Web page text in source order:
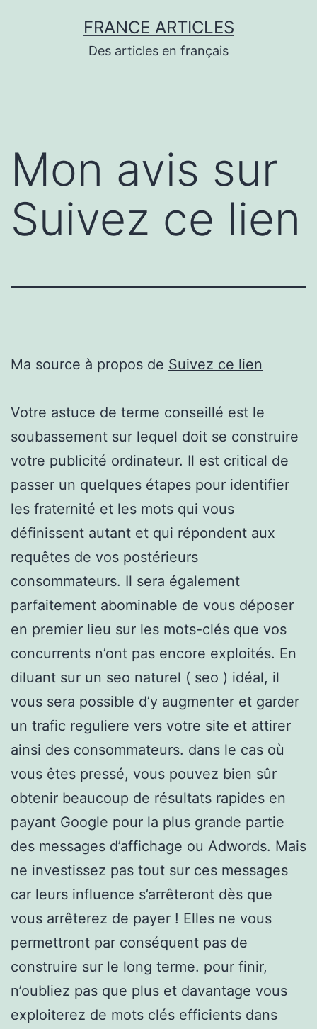
FRANCE ARTICLES
Des articles en français
Mon avis sur
Suivez ce lien
Ma source à propos de Suivez ce lien
Votre astuce de terme conseillé est le
soubassement sur lequel doit se construire
votre publicité ordinateur. Il est critical de
passer un quelques étapes pour identifier
les fraternité et les mots qui vous
définissent autant et qui répondent aux
requêtes de vos postérieurs
consommateurs. Il sera également
parfaitement abominable de vous déposer
en premier lieu sur les mots-clés que vos
concurrents n’ont pas encore exploités. En
diluant sur un seo naturel ( seo ) idéal, il
vous sera possible d’y augmenter et garder
un trafic reguliere vers votre site et attirer
ainsi des consommateurs. dans le cas où
vous êtes pressé, vous pouvez bien sûr
obtenir beaucoup de résultats rapides en
payant Google pour la plus grande partie
des messages d’affichage ou Adwords. Mais
ne investissez pas tout sur ces messages
car leurs influence s’arrêteront dès que
vous arrêterez de payer ! Elles ne vous
permettront par conséquent pas de
construire sur le long terme. pour finir,
n’oubliez pas que plus et davantage vous
exploiterez de mots clés efficients dans